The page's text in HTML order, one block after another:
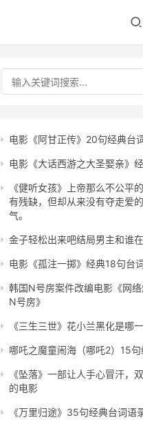
电影《阿甘正传》20句经典台
电影《大话西游之大圣娶亲》
《健听女孩》上帝那么不公平
有残缺，但却从来没有夺走爱
气。
金子轻松出来吧结局男主和谁在
电影《孤注一掷》经典18句台
韩国N号房案件改编电影《网
N号房》
《三生三世》花小兰黑化是哪
哪吒之魔童闹海（哪吒2）15
《坠落》一部让人手心冒汗，
的电影
《万里归途》35句经典台词语